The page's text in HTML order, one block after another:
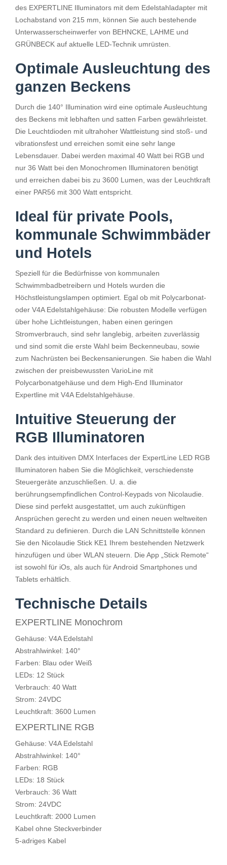
des EXPERTLINE Illuminators mit dem Edelstahladapter mit
Lochabstand von 215 mm, können Sie auch bestehende
Unterwasserscheinwerfer von BEHNCKE, LAHME und
GRÜNBECK auf aktuelle LED-Technik umrüsten.
Optimale Ausleuchtung des
ganzen Beckens
Durch die 140° Illumination wird eine optimale Ausleuchtung
des Beckens mit lebhaften und satten Farben gewährleistet.
Die Leuchtdioden mit ultrahoher Wattleistung sind stoß- und
vibrationsfest und erreichen somit eine sehr lange
Lebensdauer. Dabei werden maximal 40 Watt bei RGB und
nur 36 Watt bei den Monochromen Illuminatoren benötigt
und erreichen dabei bis zu 3600 Lumen, was der Leuchtkraft
einer PAR56 mit 300 Watt entspricht.
Ideal für private Pools,
kommunale Schwimmbäder
und Hotels
Speziell für die Bedürfnisse von kommunalen
Schwimmbadbetreibern und Hotels wurden die
Höchstleistungslampen optimiert. Egal ob mit Polycarbonat-
oder V4A Edelstahlgehäuse: Die robusten Modelle verfügen
über hohe Lichtleistungen, haben einen geringen
Stromverbrauch, sind sehr langlebig, arbeiten zuverlässig
und sind somit die erste Wahl beim Beckenneubau, sowie
zum Nachrüsten bei Beckensanierungen. Sie haben die Wahl
zwischen der preisbewussten VarioLine mit
Polycarbonatgehäuse und dem High-End Illuminator
Expertline mit V4A Edelstahlgehäuse.
Intuitive Steuerung der
RGB Illuminatoren
Dank des intuitiven DMX Interfaces der ExpertLine LED RGB
Illuminatoren haben Sie die Möglichkeit, verschiedenste
Steuergeräte anzuschließen. U. a. die
berührungsempfindlichen Control-Keypads von Nicolaudie.
Diese sind perfekt ausgestattet, um auch zukünftigen
Ansprüchen gerecht zu werden und einen neuen weltweiten
Standard zu definieren. Durch die LAN Schnittstelle können
Sie den Nicolaudie Stick KE1 Ihrem bestehenden Netzwerk
hinzufügen und über WLAN steuern. Die App „Stick Remote“
ist sowohl für iOs, als auch für Android Smartphones und
Tablets erhältlich.
Technische Details
EXPERTLINE Monochrom
Gehäuse: V4A Edelstahl
Abstrahlwinkel: 140°
Farben: Blau oder Weiß
LEDs: 12 Stück
Verbrauch: 40 Watt
Strom: 24VDC
Leuchtkraft: 3600 Lumen
EXPERTLINE RGB
Gehäuse: V4A Edelstahl
Abstrahlwinkel: 140°
Farben: RGB
LEDs: 18 Stück
Verbrauch: 36 Watt
Strom: 24VDC
Leuchtkraft: 2000 Lumen
Kabel ohne Steckverbinder
5-adriges Kabel